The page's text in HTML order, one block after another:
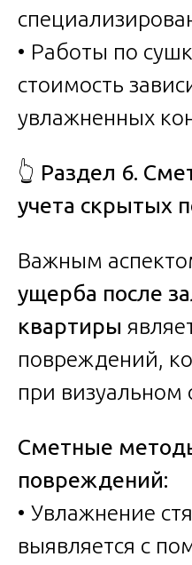
• Работы по
стоимость
увлажненных
👆 Раздел 6.
учета скрытых
Важным
ущерба после
квартиры
повреждений,
при визуальном
Сметные
повреждений:
• Увлажнение
выявляется с